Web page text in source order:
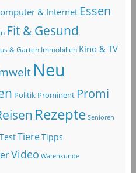
& Internet Essen
Fit & Gesund
& Garten Immobilien Kino & TV
Neu
Politik Prominent Promi
Rezepte Senioren
TestTiereTipps
Video Warenkunde